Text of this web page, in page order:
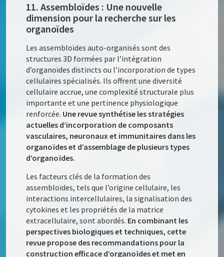
11. Assembloïdes : Une nouvelle
dimension pour la recherche sur les
organoïdes
Les assembloïdes auto-organisés sont des
structures 3D formées par l’intégration
d’organoïdes distincts ou l’incorporation de types
cellulaires spécialisés. Ils offrent une diversité
cellulaire accrue, une complexité structurale plus
importante et une pertinence physiologique
renforcée. Une revue synthétise les stratégies
actuelles d’incorporation de composants
vasculaires, neuronaux et immunitaires dans les
organoïdes et d’assemblage de plusieurs types
d’organoïdes.
Les facteurs clés de la formation des
assembloïdes, tels que l’origine cellulaire, les
interactions intercellulaires, la signalisation des
cytokines et les propriétés de la matrice
extracellulaire, sont abordés. En combinant les
perspectives biologiques et techniques, cette
revue propose des recommandations pour la
construction efficace d’organoïdes et met en